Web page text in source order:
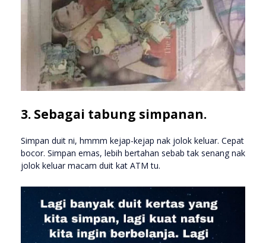
3. Sebagai tabung simpanan.
Simpan duit ni, hmmm kejap-kejap nak jolok keluar. Cepat
bocor. Simpan emas, lebih bertahan sebab tak senang nak
jolok keluar macam duit kat ATM tu.